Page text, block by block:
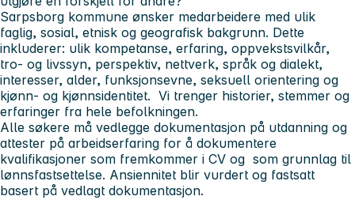
Sarpsborg kommune ønsker medarbeidere med ulik
faglig, sosial, etnisk og geografisk bakgrunn. Dette
inkluderer: ulik kompetanse, erfaring, oppvekstsvilkår,
tro- og livssyn, perspektiv, nettverk, språk og dialekt,
interesser, alder, funksjonsevne, seksuell orientering og
kjønn- og kjønnsidentitet. Vi trenger historier, stemmer og
erfaringer fra hele befolkningen.
Alle søkere må vedlegge dokumentasjon på utdanning og
attester på arbeidserfaring for å dokumentere
kvalifikasjoner som fremkommer i CV og som grunnlag til
lønnsfastsettelse. Ansiennitet blir vurdert og fastsatt
basert på vedlagt dokumentasjon.